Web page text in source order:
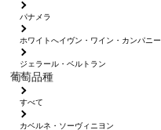
パナメラ
ホワイトへイヴン・ワイン・カンパニー
ジェラール・ベルトラン
葡萄品種
すべて
カベルネ・ソーヴィニヨン